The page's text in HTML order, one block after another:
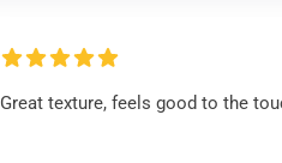
Great texture, feels good to the